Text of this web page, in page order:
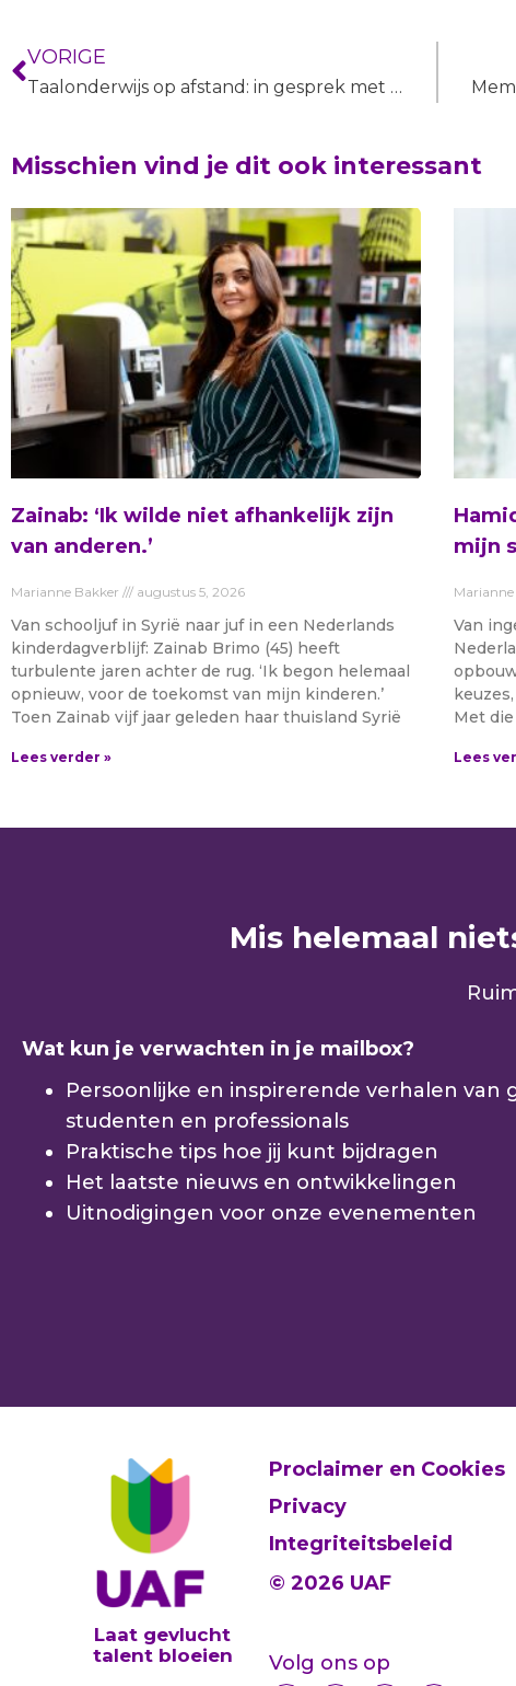
VORIGE
Taalonderwijs op afstand: in gesprek met docent Danielle Boon
Misschien vind je dit ook interessant
Zainab: ‘Ik wilde niet afhankelijk zijn
van anderen.’
Marianne Bakker augustus 5, 2026
Van schooljuf in Syrië naar juf in een Nederlands
kinderdagverblijf: Zainab Brimo (45) heeft
turbulente jaren achter de rug. ‘Ik begon helemaal
opnieuw, voor de toekomst van mijn kinderen.’
Toen Zainab vijf jaar geleden haar thuisland Syrië
Lees verder »
mijn
Van
Met die
Lees
Mis helemaal
Wat kun je verwachten in je mailbox?
Persoonlijke en inspirerende verhalen van
studenten en professionals
Praktische tips hoe jij kunt bijdragen
Het laatste nieuws en ontwikkelingen
Uitnodigingen voor onze evenementen
Laat gevlucht
talent bloeien
Proclaimer en Cookies
Privacy
Integriteitsbeleid
© 2026 UAF
Volg ons op